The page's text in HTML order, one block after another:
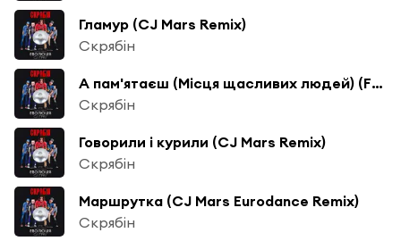
Гламур (CJ Mars Remix)
Скрябін
А пам'ятаєш (Місця щасливих людей) (FDR & CJ Mars Edit)
Скрябін
Говорили і курили (CJ Mars Remix)
Скрябін
Маршрутка (CJ Mars Eurodance Remix)
Скрябін